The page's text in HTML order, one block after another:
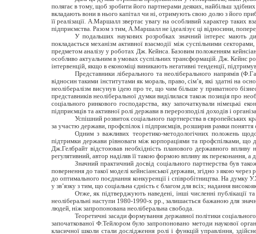
полягає в тому, щоб зробити його партнерами деяких, найбільш
вкладають вони в нього капітал чи ні, отримують свою долю з його
її реалізації. А.Маршалл звертає увагу на особливий характер таких
підприємства. Разом з тим, А.Маршалл не ідеалізує ці відносини,
У подальших наукових розробках значний інтерес мають
покладається механізм активної взаємодії між суспільними
предметом аналізу у роботах Дж. Кейнса. Базовим положенням
особливо актуальним в умовах суспільних трансформацій. Дж. Кейнс
інтервенцій, якщо в економіці виникають негативні тенденції,
Представники ліберального та неоліберального напрямів
відносин такими інститутами як мораль, право, сім’я, які здатні на
неолібералізм висунув ідею про те, що чим більше у приватного
представників неоліберальної думки виділилася також позиція про
соціального ринкового господарства, яку започаткували німецькі
підприємців та активної ролі держави в перерозподілі доходів і
Успішний розвиток соціального партнерства в європейських
за участю держави, профспілок і підприємців, розширив рамки поняття
Одним з важливих теоретико-методологічних положень
підтримки держави рівноваги між корпораціями та профспілками, що
Дж.Гелбрайт відстоював необхідність планового державного
регулятивний, автор наділяв її такою формою впливу як переконання, а
Значний практичний досвід соціального партнерства був
повернення до такої моделі кейнсіанської держави, згідно з якою
до оптимального поєднання конкуренції і співробітництва. На думку
у зв’язку з тим, що соціальна єдність є благом для всіх; надання
Отже, як підтверджують наведені, інші численні публікації
неоліберальні наступи 1980-1990-х рр., залишається бажаною для
людей, ніж запропонована неоліберальна свобода.
Теоретичні засади формування державної політики
започаткованої Ф.Тейлором було запропоновано методи наукової
класичної школи стали дослідження ролі і функцій управління,